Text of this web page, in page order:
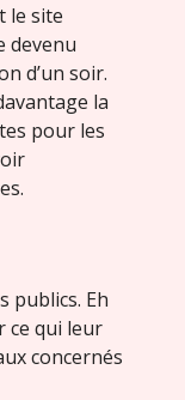
le site
devenu
d’un soir.
la
pour les
publics. Eh
ce qui leur
concernés